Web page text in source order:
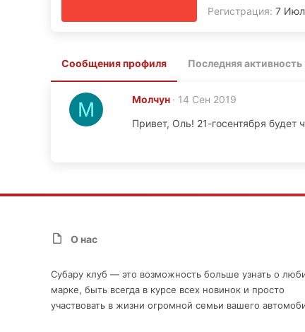
Регистрация 7 Июл
Сообщения профиля Последняя активность
М Молчун
14 Сен 2019
Привет, Оль! 21-госентября будет
О нас
Субару клуб — это возможность больше узнать о
марке, быть всегда в курсе всех новинок и просто
участвовать в жизни огромной семьи вашего